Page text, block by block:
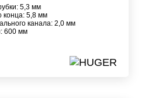
5,3 мм
конца: 5,8 мм
канала: 2,0 мм
600 мм